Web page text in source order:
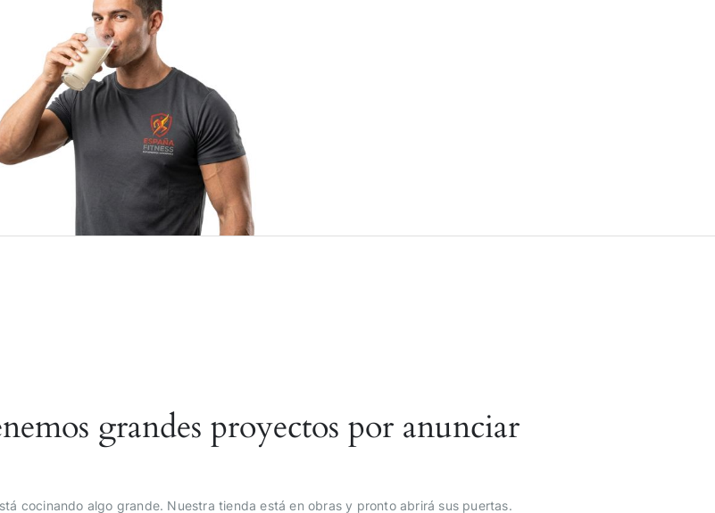
grandes proyectos por anunciar
cocinando algo grande. Nuestra tienda está en obras y pronto abrirá sus puertas.